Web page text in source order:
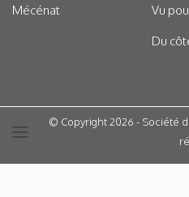
Mécénat
Vu
Du
© Copyright 2026 - Société